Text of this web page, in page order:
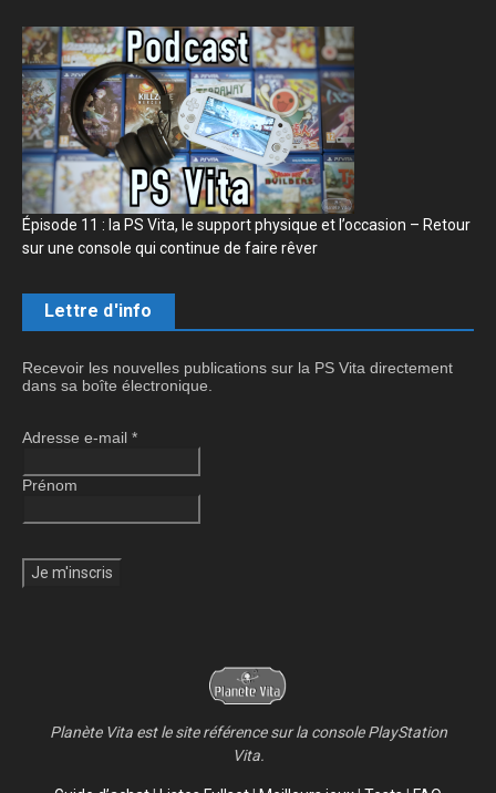
Épisode 11 : la PS Vita, le support physique et l’occasion – Retour
sur une console qui continue de faire rêver
Lettre d'info
Recevoir les nouvelles publications sur la PS Vita directement
dans sa boîte électronique.
Adresse e-mail *
Prénom
Planète Vita est le site référence sur la console PlayStation
Vita.